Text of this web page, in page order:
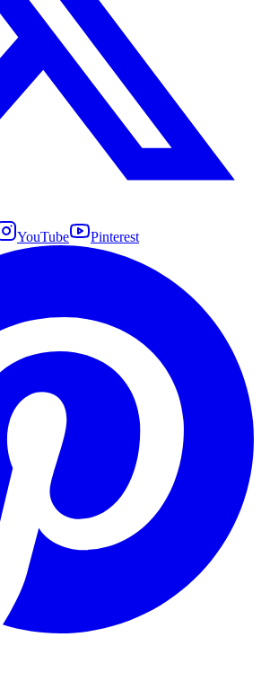
YouTube Pinterest